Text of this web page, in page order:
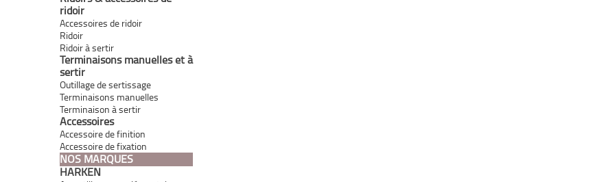
ridoir
Accessoires de ridoir
Ridoir
Ridoir à sertir
Terminaisons manuelles et à
sertir
Outillage de sertissage
Terminaisons manuelles
Terminaison à sertir
Accessoires
Accessoire de finition
Accessoire de fixation
NOS MARQUES
HARKEN